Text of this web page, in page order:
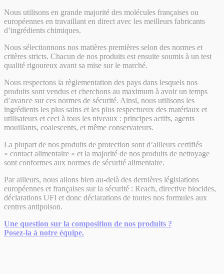
Nous utilisons en grande majorité des molécules françaises ou
européennes en travaillant en direct avec les meilleurs fabricants
d’ingrédients chimiques.
Nous sélectionnons nos matières premières selon des normes et
critères stricts. Chacun de nos produits est ensuite soumis à un test
qualité rigoureux avant sa mise sur le marché.
Nous respectons la règlementation des pays dans lesquels nos
produits sont vendus et cherchons au maximum à avoir un temps
d’avance sur ces normes de sécurité. Ainsi, nous utilisons les
ingrédients les plus sains et les plus respectueux des matériaux et
utilisateurs et ceci à tous les niveaux : principes actifs, agents
mouillants, coalescents, et même conservateurs.
La plupart de nos produits de protection sont d’ailleurs certifiés
« contact alimentaire » et la majorité de nos produits de nettoyage
sont conformes aux normes de sécurité alimentaire.
Par ailleurs, nous allons bien au-delà des dernières législations
européennes et françaises sur la sécurité : Reach, directive biocides,
déclarations UFI et donc déclarations de toutes nos formules aux
centres antipoison.
Une question sur la composition de nos produits ?
Posez-la à notre équipe.